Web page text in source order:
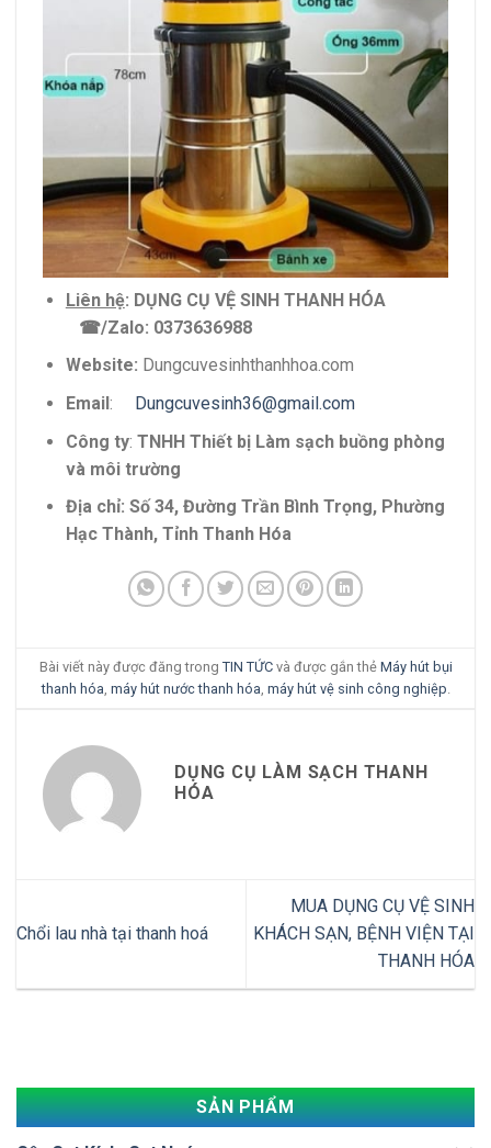
Liên hệ: DỤNG CỤ VỆ SINH THANH HÓA
☎/Zalo: 0373636988
Website: Dungcuvesinhthanhhoa.com
Email: Dungcuvesinh36@gmail.com
Công ty: TNHH Thiết bị Làm sạch buồng phòng
và môi trường
Địa chỉ: Số 34, Đường Trần Bình Trọng, Phường
Hạc Thành, Tỉnh Thanh Hóa
Bài viết này được đăng trong TIN TỨCvà được gắn thẻ Máy hút bụi
thanh hóa máy hút nước thanh hóa máy hút vệ sinh công nghiệp
DỤNG CỤ LÀM SẠCH THANH
HÓA
Chổi lau nhà tại thanh hoá
MUA DỤNG CỤ VỆ SINH
KHÁCH SẠN, BỆNH VIỆN TẠI
THANH HÓA
SẢN PHẨM